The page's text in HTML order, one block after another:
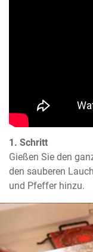
1. Schritt
Gießen Sie den
den sauberen
und Pfeffer hinzu.